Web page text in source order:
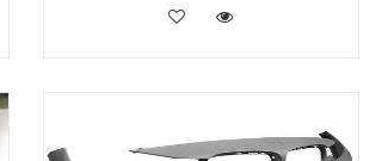
KOUPIT